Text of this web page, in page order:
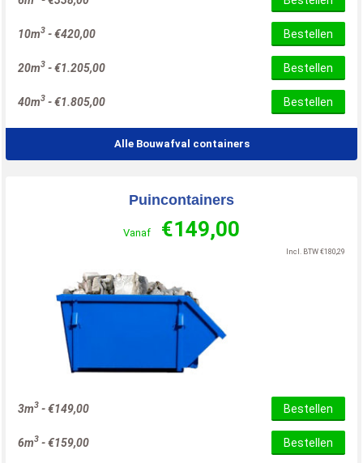
10m3 -€420,00 Bestellen
20m3 -€1.205,00 Bestellen
40m3 -€1.805,00 Bestellen
Alle Bouwafval containers
Puincontainers
Vanaf €149,00
Incl. BTW €180,29
3m3 -€149,00 Bestellen
6m3 -€159,00 Bestellen